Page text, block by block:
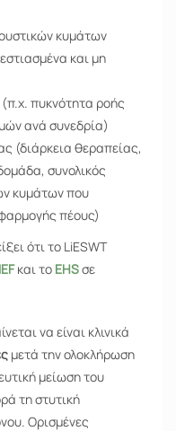
κυμάτων
και μη
πυκνότητα ροής
ανά συνεδρία)
(διάρκεια θεραπείας,
συνολικός
κυμάτων που
πέους)
ότι το LiESWT
και το EHSσε
να είναι κλινικά
μετά την ολοκλήρωση
μείωση του
τη στυτική
Ορισμένες